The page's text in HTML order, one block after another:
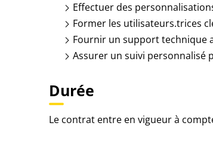
Effectuer des
Former les utilisateurs.trices
Fournir un support technique
Assurer un suivi personnalisé
Durée
Le contrat entre en vigueur à